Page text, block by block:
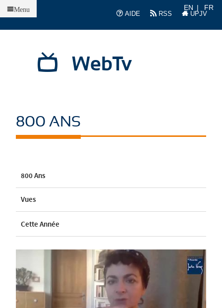
AIDE
RSS UPJV
EN FR
WebTv
Menu
800 ANS
800 Ans
Vues
Cette Année